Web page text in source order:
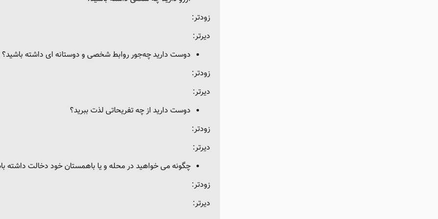
زودتر:
دیرتر:
دوست دارید چه‌جور روابط شخصی و دوستانه ای داشته باشید؟
زودتر:
دیرتر:
دوست دارید از چه تفریحاتی لذت ببرید؟
زودتر:
دیرتر:
چگونه می خواهید در محله و یا باهمستان خود دخالت داشته
زودتر:
دیرتر: